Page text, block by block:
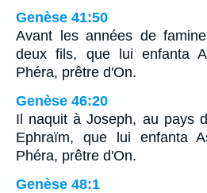
Genèse 41:50
Avant les années de
deux fils, que lui enfanta
Phéra, prêtre d'On.
Genèse 46:20
Il naquit à Joseph, au pays
Ephraïm, que lui enfanta
Phéra, prêtre d'On.
Genèse 48:1